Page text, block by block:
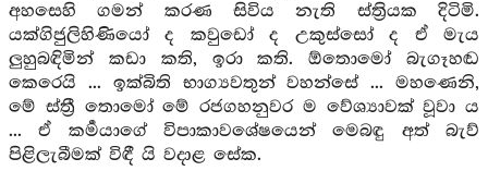
අහසෙහි ගමන් කරණ සිවිය නැති ස්ත්‍රියක දිටිමි.
යක්ගිජුලිහිණියෝ ද කවුඩෝ ද උකුස්සෝ ද ඒ මැය
ලුහුබඳිමින් කඩා කති, ඉරා කති. ඕතොමෝ බැගෑහඬ
කෙරෙයි ... ඉක්බිති භාග්‍යවතුන් වහන්සේ ... මහණෙනි,
මේ ස්ත්‍රී තොමෝ මේ රජගහනුවර ම වේශ්‍යාවක් වූවා ය
... ඒ කර්‍මයාගේ විපාකාවශේෂයෙන් මෙබඳු අත් බැව්
පිළිලැබීමක් විඳී යි වදාළ සේක.